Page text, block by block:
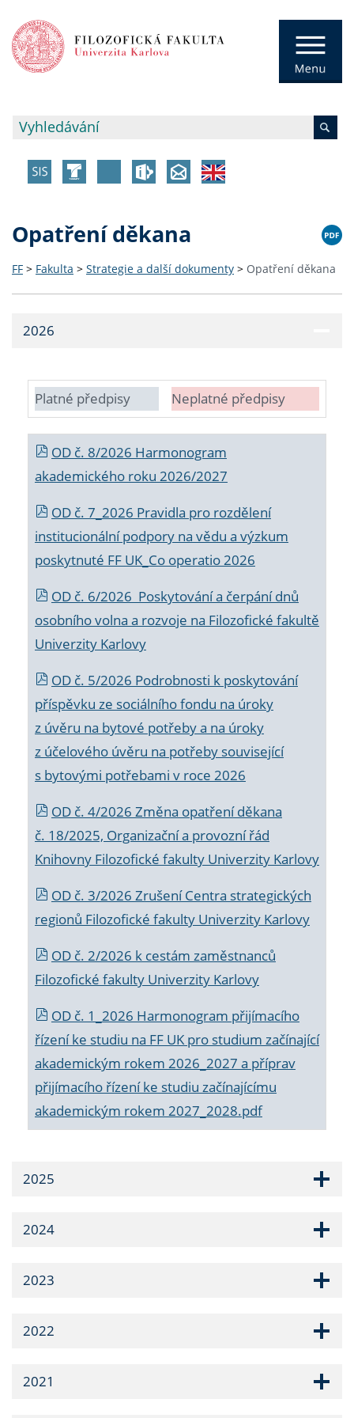
Opatření děkana
FF > Fakulta > Strategie a další dokumenty > Opatření děkana
2026
Platné předpisy Neplatné předpisy
OD č. 8/2026 Harmonogram
akademického roku 2026/2027
OD č. 7_2026 Pravidla pro rozdělení
institucionální podpory na vědu a výzkum
poskytnuté FF UK_Co operatio 2026
OD č. 6/2026 Poskytování a čerpání dnů
osobního volna a rozvoje na Filozofické fakultě
Univerzity Karlovy
OD č. 5/2026 Podrobnosti k poskytování
příspěvku ze sociálního fondu na úroky
z úvěru na bytové potřeby a na úroky
z účelového úvěru na potřeby související
s bytovými potřebami v roce 2026
OD č. 4/2026 Změna opatření děkana
č. 18/2025, Organizační a provozní řád
Knihovny Filozofické fakulty Univerzity Karlovy
OD č. 3/2026 Zrušení Centra strategických
regionů Filozofické fakulty Univerzity Karlovy
OD č. 2/2026 k cestám zaměstnanců
Filozofické fakulty Univerzity Karlovy
OD č. 1_2026 Harmonogram přijímacího
řízení ke studiu na FF UK pro studium začínající
akademickým rokem 2026_2027 a příprav
přijímacího řízení ke studiu začínajícímu
akademickým rokem 2027_2028.pdf
2025
2024
2023
2022
2021